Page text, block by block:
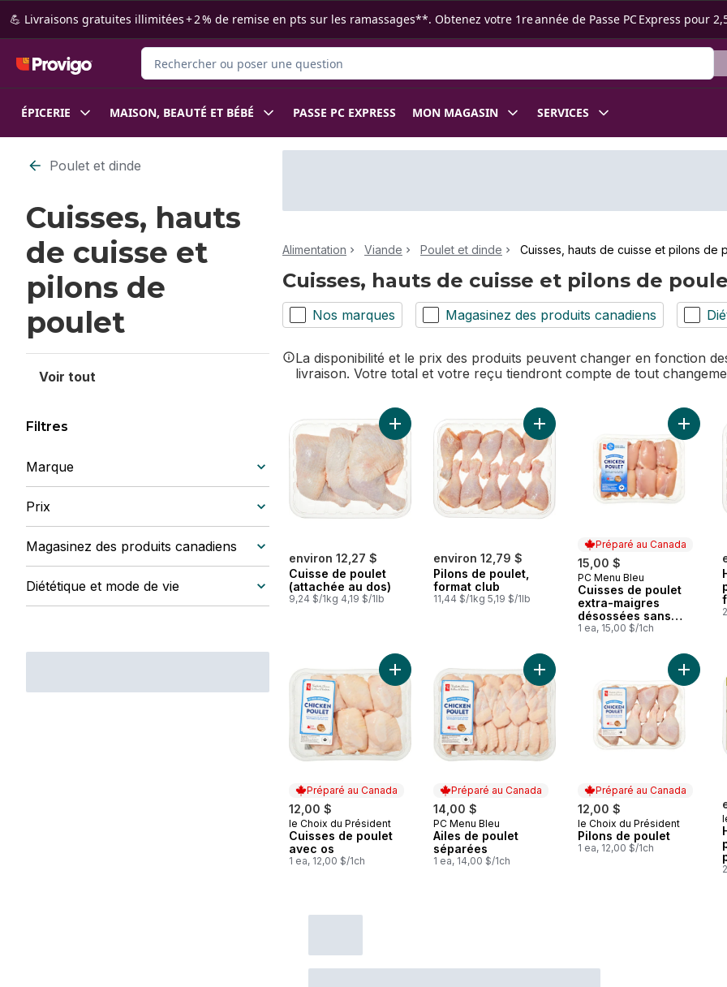
Passer au contenu principal
Passer au pied de page
💪 Livraisons gratuites illimitées + 2 % de remise en pts sur les ramassages**. Obtenez votre 1re année de Passe PC Express pour
Rechercher des produits
ÉPICERIE MAISON, BEAUTÉ ET BÉBÉ PASSE PC EXPRESS MON MAGASIN SERVICES
Passer au filtrage du contenu
Poulet et dinde
Cuisses, hauts
de cuisse et
pilons de
poulet
Voir tout
Filtres
Marque
Prix
Magasinez des produits canadiens
Diététique et mode de vie
Alimentation Viande Poulet et dinde Cuisses, hauts de cuisse et pilons de
Cuisses, hauts de cuisse et pilons de
Nos marques Magasinez des produits canadiens
La disponibilité et le prix des produits peuvent changer en fonction
livraison. Votre total et votre reçu tiendront compte de tout
environ 12,27 $
Cuisse de poulet
(attachée au dos)
9,24 $/1kg 4,19 $/1lb
Ajouter Cuisse de poulet (attachée au dos) au panier
environ 12,79 $
Pilons de poulet,
format club
11,44 $/1kg 5,19 $/1lb
Ajouter Pilons de poulet, format
Préparé au Canada
15,00 $
Préparé au Canada
PC Menu Bleu
Cuisses de poulet
extra-maigres
désossées sans
peau
1 ea, 15,00 $/1ch
Ajouter
Préparé au Canada
12,00 $
Préparé au Canada
le Choix du Président
Cuisses de poulet
avec os
1 ea, 12,00 $/1ch
Ajouter Cuisses de poulet avec os au panier
Préparé au Canada
14,00 $
Préparé au Canada
PC Menu Bleu
Ailes de poulet
séparées
1 ea, 14,00 $/1ch
Ajouter Ailes de poulet séparées
Préparé au Canada
12,00 $
Préparé au Canada
le Choix du Président
Pilons de poulet
1 ea, 12,00 $/1ch
Ajouter